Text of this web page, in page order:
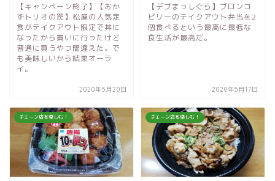
【キャンペーン終了】【おか
ずトリオの罠】松屋の人気定
食がテイクアウト限定で丼に
なったから買いに行ったけど
普通に買うやつ間違えた。で
も美味しいから結果オーラ
イ。
2020年5月20日
【デブまっしぐら】ブロンコ
ビリーのテイクアウト弁当を2
個食べるという最高に最低な
食生活が最高だ。
2020年5月17日
チェーン店を楽しむ！ チェーン店を楽しむ！